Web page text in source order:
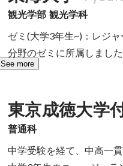
観光学部 観光学科
ゼミ(大学3年生~)：レジ
分野のゼミに所属しました
See more
東京成徳大学
普通科
中学受験を経て、中高一